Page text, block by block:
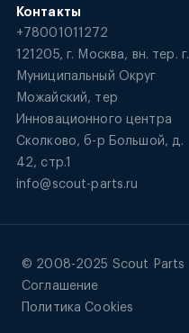
Контакты
+78001011272
121205, г. Москва, вн. тер. г.
Муниципальный Округ
Можайский, тер
Инновационного центра
Сколково, б-р Большой, д.
42, стр.1
info@scout-parts.ru
Соглашение
Политика Cookies
© 2008-2025 Scout Parts